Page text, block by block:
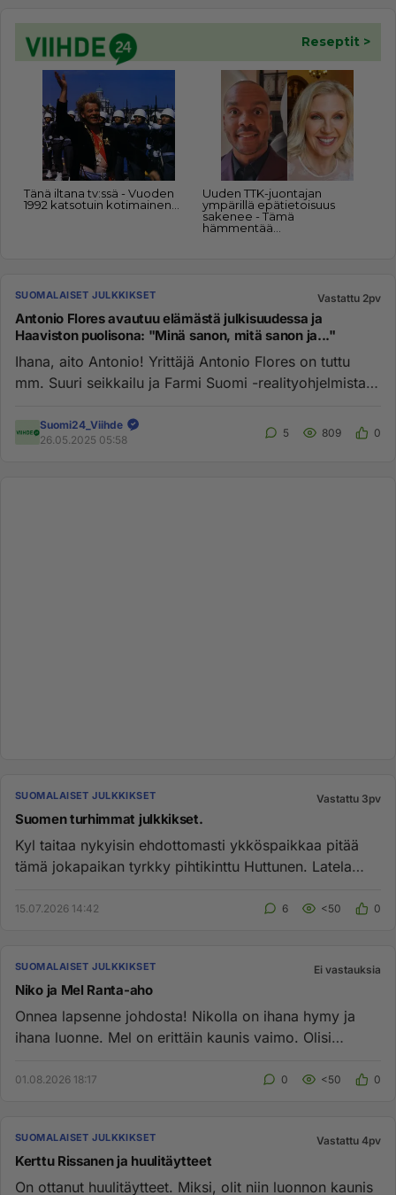
SUOMALAISET JULKKIKSET Vastattu 2pv
Antonio Flores avautuu elämästä julkisuudessa ja
Haaviston puolisona: "Minä sanon, mitä sanon ja..."
Ihana, aito Antonio! Yrittäjä Antonio Flores on tuttu
mm. Suuri seikkailu ja Farmi Suomi -realityohjelmista.
Suomi24_Viihde
26.05.2025 05:58
5 809 0
SUOMALAISET JULKKIKSET Vastattu 3pv
Suomen turhimmat julkkikset.
Kyl taitaa nykyisin ehdottomasti ykköspaikkaa pitää
tämä jokapaikan tyrkky pihtikinttu Huttunen. Latela
15.07.2026 14:42 6 <50 0
SUOMALAISET JULKKIKSET Ei vastauksia
Niko ja Mel Ranta-aho
Onnea lapsenne johdosta! Nikolla on ihana hymy ja
ihana luonne. Mel on erittäin kaunis vaimo. Olisi
01.08.2026 18:17 0 <50 0
SUOMALAISET JULKKIKSET Vastattu 4pv
Kerttu Rissanen ja huulitäytteet
On ottanut huulitäytteet. Miksi, olit niin luonnon kaunis